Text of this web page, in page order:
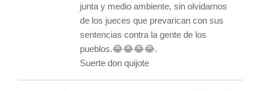
junta y medio ambiente, sin olvidarnos
de los jueces que prevarican con sus
sentencias contra la gente de los
pueblos.😂😂😂😂.
Suerte don quijote